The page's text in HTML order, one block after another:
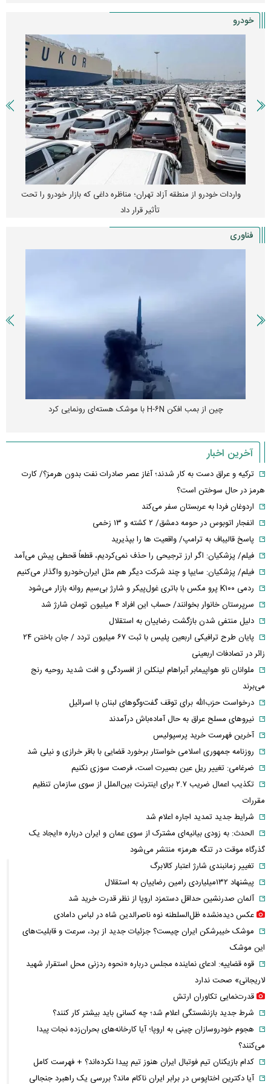
خودرو
واردات خودرو از منطقه آزاد تهران؛ مناظره داغی که بازار خودرو را تحت
تأثیر قرار داد
فناوری
چین از بمب افکن H-۶N با موشک هسته‌ای رونمایی کرد
آخرین اخبار
ترکیه و عراق دست به کار شدند؛ آغاز عصر صادرات نفت بدون هرمز؟/ کارت
هرمز در حال سوختن است؟
اردوغان فردا به عربستان سفر می‌کند
انفجار اتوبوس در حومه دمشق/ ۲ کشته و ۱۳ زخمی
پاسخ قالیباف به ترامپ/ واقعیت ها را بپذیرید
فیلم/ پزشکیان: اگر ارز ترجیحی را حذف نمی‌کردیم، قطعاً قحطی پیش می‌آمد
فیلم/ پزشکیان: سایپا و چند شرکت دیگر هم مثل ایران‌خودرو واگذار می‌کنیم
ردمی K۱۰۰ پرو مکس با باتری غول‌پیکر و شارژ بی‌سیم روانه بازار می‌شود
سرپرستان خانوار بخوانند/ حساب این افراد ۴ میلیون تومان شارژ شد
دلیل منتفی شدن بازگشت رضاییان به استقلال
پایان طرح ترافیکی اربعین پلیس با ثبت ۶۷ میلیون تردد / جان باختن ۲۴
زائر در تصادفات اربعینی
ملوانان ناو هواپیمابر آبراهام لینکلن از افسردگی و افت شدید روحیه رنج
می‌برند
درخواست حزب‌الله برای توقف گفت‌وگوهای لبنان با اسرائیل
نیروهای مسلح عراق به حال آماده‌باش درآمدند
آخرین فهرست خرید پرسپولیس
روزنامه جمهوری اسلامی خواستار برخورد قضایی با باقر خرازی و نیلی شد
ضرغامی: تغییر ریل عین بصیرت است، فرصت سوزی نکنیم
تکذیب اعمال ضریب ۲.۷ برای اینترنت بین‌الملل از سوی سازمان تنظیم
مقررات
شرایط جدید تمدید اجاره اعلام شد
الحدث: به زودی بیانیه‌ای مشترک از سوی عمان و ایران درباره «ایجاد یک
گذرگاه موقت در تنگه هرمز» منتشر می‌شود
تغییر زمانبندی‌ شارژ اعتبار کالابرگ
پیشنهاد ۱۳۲میلیاردی رامین رضاییان به استقلال
آلمان صدرنشین حداقل دستمزد اروپا از نظر قدرت خرید شد
عکس دیده‌نشده ظل‌السلطنه نوه ناصرالدین شاه در لباس دامادی
موشک خیبرشکن ایران چیست؟ جزئیات جدید از برد، سرعت و قابلیت‌های
این موشک
قوه قضاییه: ادعای نماینده مجلس درباره «نحوه ردزنی محل استقرار شهید
لاریجانی» صحت ندارد
قدرت‌نمایی تکاوران ارتش
شرط جدید بازنشستگی اعلام شد؛ چه کسانی باید بیشتر کار کنند؟
هجوم خودروسازان چینی به اروپا؛ آیا کارخانه‌های بحران‌زده نجات پیدا
می‌کنند؟
کدام بازیکنان تیم فوتبال ایران هنوز تیم پیدا نکرده‌اند؟ + فهرست کامل
آیا دکترین اختاپوس در برابر ایران ناکام ماند؟ بررسی یک راهبرد جنجالی